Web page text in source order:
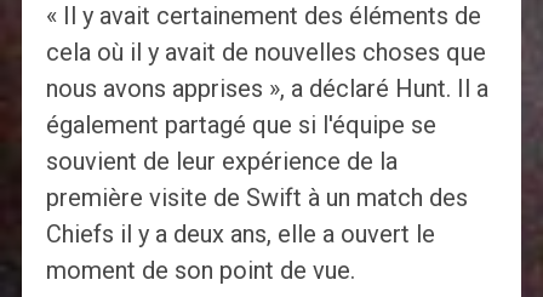
« Il y avait certainement des éléments de
cela où il y avait de nouvelles choses que
nous avons apprises », a déclaré Hunt. Il a
également partagé que si l'équipe se
souvient de leur expérience de la
première visite de Swift à un match des
Chiefs il y a deux ans, elle a ouvert le
moment de son point de vue.